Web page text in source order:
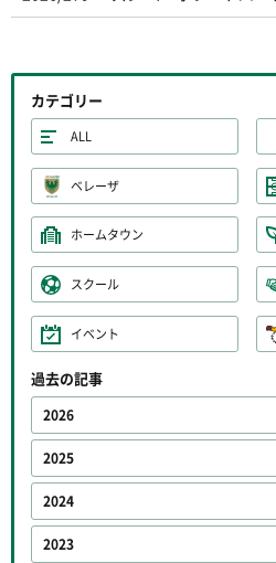
カテゴリー
ALL
ベレーザ
ホームタウン
スクール
イベント
過去の記事
2026
2025
2024
2023